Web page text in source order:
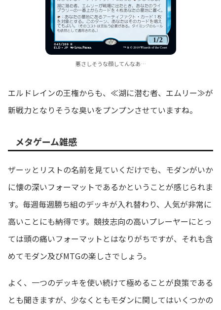
悪さしそうな顔してんなあ…
エルドレインの王権からも、≪湖に潜む者、エムリー≫が
新戦力となりそうな臭いをプンプンさせていますね。
メタゲーム雑感
ザーッとリストの名前を見ていくだけでも、モダンがいか
に懐の深いフォーマットであるかということが感じられま
す。毎週毎週勝ち組のデッキが入れ替わり、人気が非常に
高いことにも納得です。競技志向の高いプレーヤーにとっ
ては頭の痛いフォーマットとはなりがちですが、それも含
めてモダン及びMTGの楽しさでしょう。
よく、一つのデッキを使い続けて極めることが良策である
とも聞きますが、少なくともモダンに関してはいくつかの